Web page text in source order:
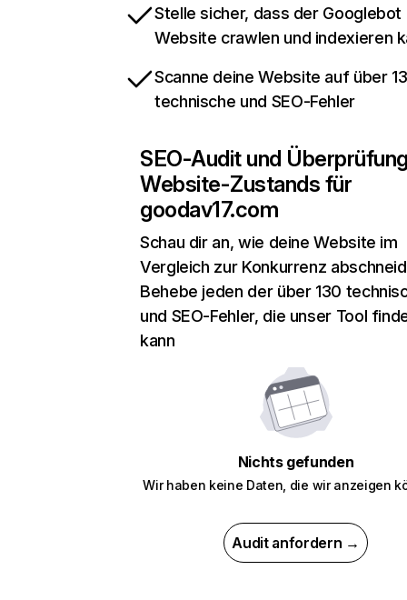
Stelle sicher, dass der Googlebot
Website crawlen und indexieren
Scanne deine Website auf über
technische und SEO-Fehler
SEO-Audit und
Website-Zustands für
goodav17.com
Schau dir an, wie deine Website im
Vergleich zur Konkurrenz
Behebe jeden der über 130
und SEO-Fehler, die unser Tool
kann
Nichts gefunden
Wir haben keine Daten, die wir anzeigen
Audit anfordern →